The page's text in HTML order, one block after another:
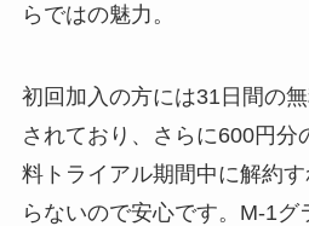
らではの魅力。
初回加入の方には31日間の
されており、さらに600円分
料トライアル期間中に解約
らないので安心です。M-1グ